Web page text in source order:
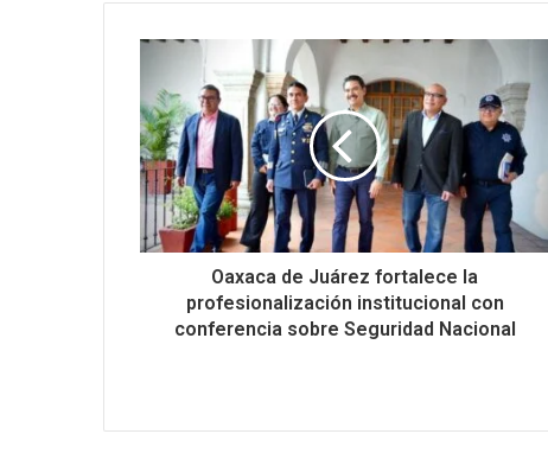
Oaxaca de Juárez fortalece la
profesionalización institucional con
conferencia sobre Seguridad Nacional